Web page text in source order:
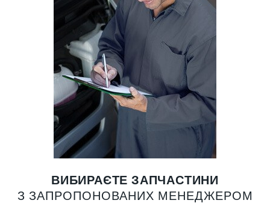
ВИБИРАЄТЕ ЗАПЧАСТИНИ
З ЗАПРОПОНОВАНИХ МЕНЕДЖЕРОМ